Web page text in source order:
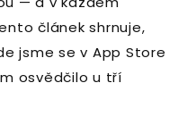
článek shrnuje,
jsme se v App Store
osvědčilo u tří